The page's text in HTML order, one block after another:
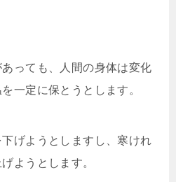
っても、人間の身体は変化
一定に保とうとします。
げようとしますし、寒けれ
ようとします。